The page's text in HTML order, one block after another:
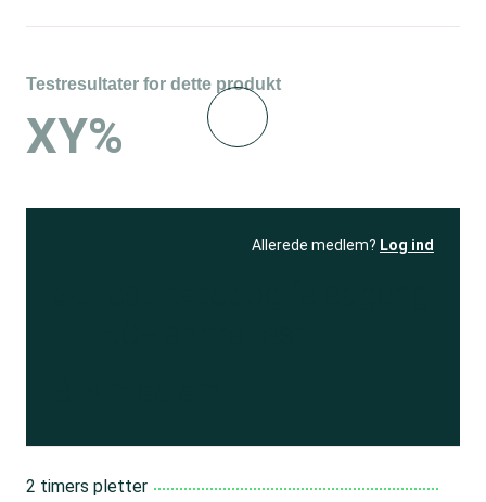
Testresultater for dette produkt
XY%
Allerede medlem? Log ind
2 timers pletter